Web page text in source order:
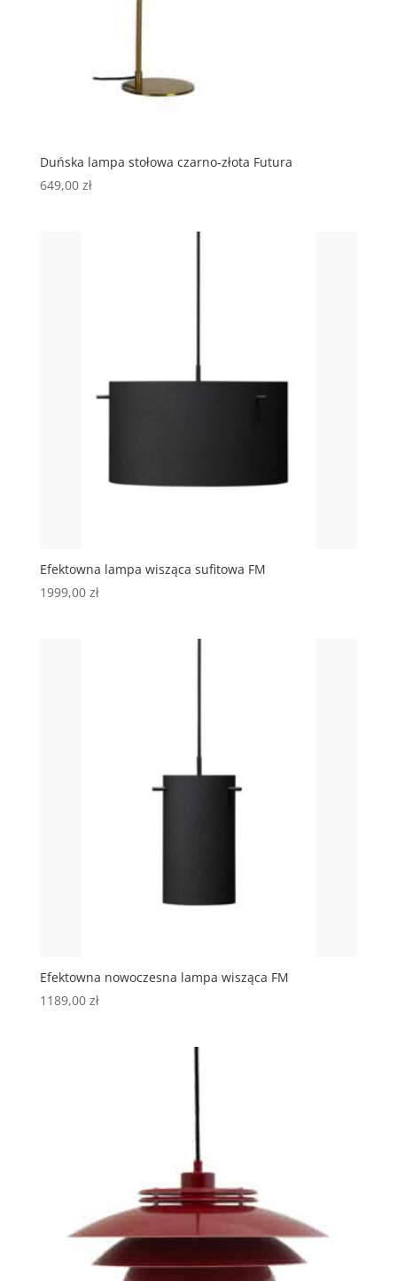
Duńska lampa stołowa czarno-złota Futura
649,00 zł
Efektowna lampa wisząca sufitowa FM
1999,00 zł
Efektowna nowoczesna lampa wisząca FM
1189,00 zł